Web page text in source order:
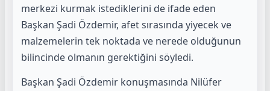
merkezi kurmak istediklerini de ifade eden
Başkan Şadi Özdemir, afet sırasında yiyecek ve
malzemelerin tek noktada ve nerede olduğunun
bilincinde olmanın gerektiğini söyledi.
Başkan Şadi Özdemir konuşmasında Nilüfer